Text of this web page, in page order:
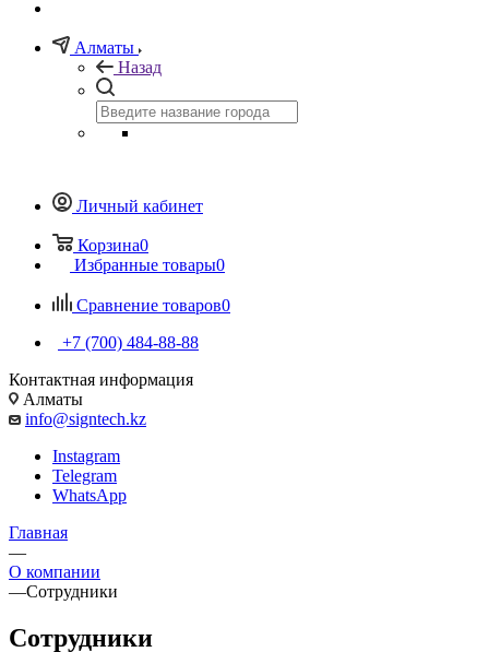
Алматы
Назад
Личный кабинет
Корзина0
Избранные товары0
Сравнение товаров0
+7 (700) 484-88-88
Контактная информация
Алматы
info@signtech.kz
Instagram
Telegram
WhatsApp
Главная
—
О компании
—Сотрудники
Сотрудники